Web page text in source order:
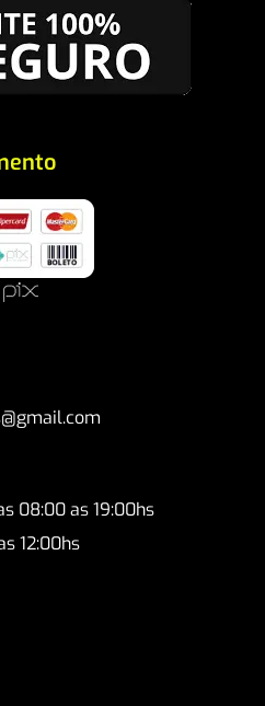
08:00 as 19:00hs
12:00hs